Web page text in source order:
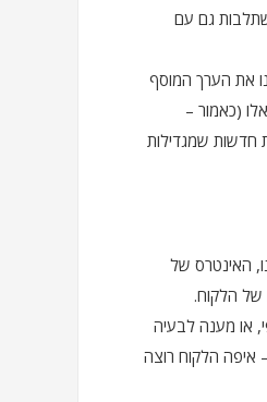
גם עם
את הערך המוסף
(כאמור –
חדשות שמגדילות
האינטרס של
של הלקוח.
או מענה לבעיה
איפה הלקוח רוצה